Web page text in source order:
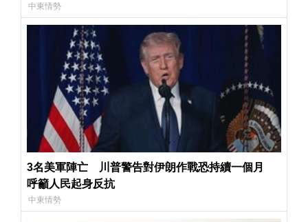
中東情勢
3名美軍陣亡 川普警告對伊朗作戰恐持續一個月
呼籲人民起身反抗
中東情勢